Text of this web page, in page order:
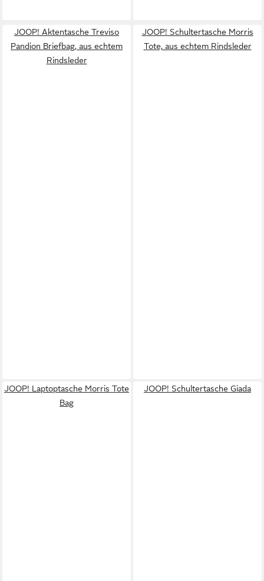
JOOP! Aktentasche Treviso
Pandion Briefbag, aus echtem
Rindsleder
JOOP! Schultertasche Morris
Tote, aus echtem Rindsleder
JOOP! Laptoptasche Morris Tote
Bag
JOOP! Schultertasche Giada